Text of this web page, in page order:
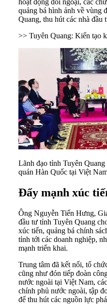
quảng bá hình ảnh về vùng
Quang, thu hút các nhà đầu
>> Tuyên Quang: Kiến tạo
Lãnh đạo tỉnh Tuyên
quán Hàn Quốc tại Việt
Đẩy mạnh xúc
Ông Nguyễn Tiến Hưng,
đầu tư tỉnh Tuyên Quang
xúc tiến, quảng bá chính
tỉnh tới các doanh nghiệp,
mạnh triển khai.
Trung tâm đã kết nối, tổ
cũng như đón tiếp đoàn
nước ngoài tại Việt Nam,
chính phủ nước ngoài, tập
để thu hút các nguồn lực